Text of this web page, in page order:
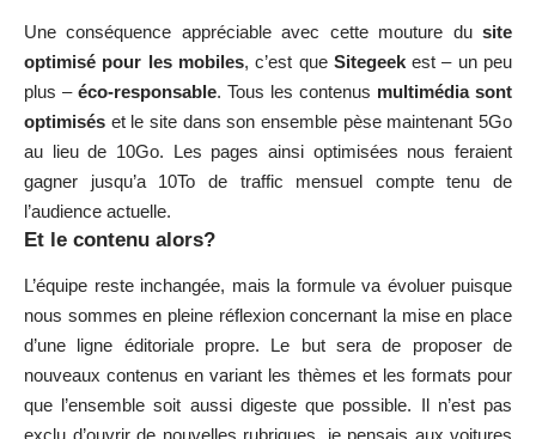
Une conséquence appréciable avec cette mouture dusite
optimisé pour les mobiles, c’est que Sitegeekest – un peu
plus – éco-responsable. Tous les contenus multimédia sont
optimisés et le site dans son ensemble pèse maintenant 5Go
au lieu de 10Go. Les pages ainsi optimisées nous feraient
gagner jusqu’a 10To de traffic mensuel compte tenu de
l’audience actuelle.
Et le contenu alors?
L’équipe reste inchangée, mais la formule va évoluer puisque
nous sommes en pleine réflexion concernant la mise en place
d’une ligne éditoriale propre. Le but sera de proposer de
nouveaux contenus en variant les thèmes et les formats pour
que l’ensemble soit aussi digeste que possible. Il n’est pas
exclu d’ouvrir de nouvelles rubriques, je pensais aux voitures